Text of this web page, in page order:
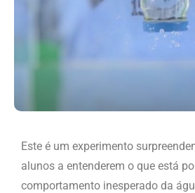
Este é um experimento
alunos a entenderem o que está
comportamento inesperado da